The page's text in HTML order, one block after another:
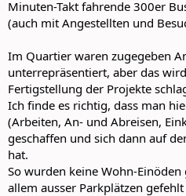
Minuten-Takt fahrende 300er
(auch mit Angestellten und
Im Quartier waren zugegeben
unterrepräsentiert, aber das
Fertigstellung der Projekte
Ich finde es richtig, dass man
(Arbeiten, An- und Abreisen,
geschaffen und sich dann auf
hat.
So wurden keine Wohn-Einöden
allem ausser Parkplätzen